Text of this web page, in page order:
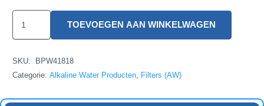
Kan
6-
TOEVOEGEN AAN WINKELWAGEN
SKU:
BPW41818
Categorie: Alkaline Water Producten, Filters (AW)